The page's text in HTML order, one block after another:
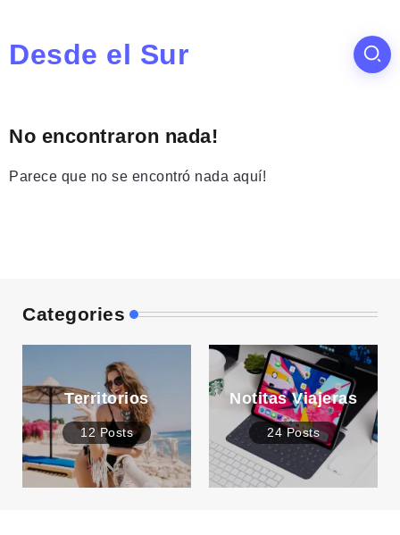
Desde el Sur
No encontraron nada!
Parece que no se encontró nada aquí!
Categories
Territorios
12 Posts
Notitas Viajeras
24 Posts